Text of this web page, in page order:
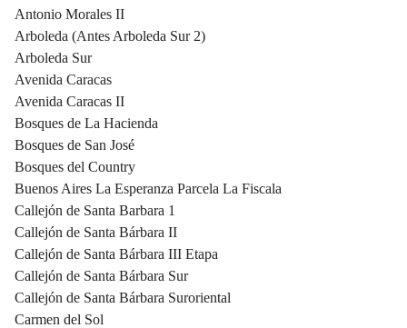
Antonio Morales II
Arboleda (Antes Arboleda Sur 2)
Arboleda Sur
Avenida Caracas
Avenida Caracas II
Bosques de La Hacienda
Bosques de San José
Bosques del Country
Buenos Aires La Esperanza Parcela La Fiscala
Callejón de Santa Barbara 1
Callejón de Santa Bárbara II
Callejón de Santa Bárbara III Etapa
Callejón de Santa Bárbara Sur
Callejón de Santa Bárbara Suroriental
Carmen del Sol